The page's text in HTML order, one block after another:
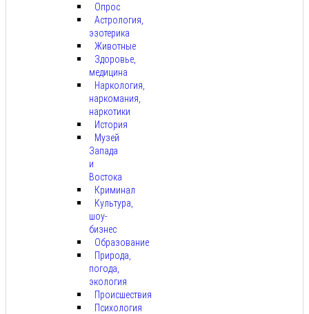
Опрос
Астрология,
эзотерика
Животные
Здоровье,
медицина
Наркология,
наркомания,
наркотики
История
Музей
Запада
и
Востока
Криминал
Культура,
шоу-
бизнес
Образование
Природа,
погода,
экология
Происшествия
Психология